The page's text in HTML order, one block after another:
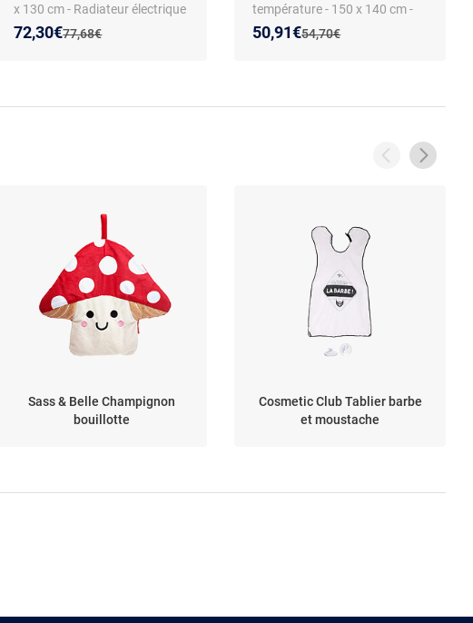
x 130 cm - Radiateur électrique
Ancien prix :
77,68€
Nouveau prix :
72,30€
Réduction de :
température - 150 x 140 cm -
Protection surchauffe
Ancien prix :
54,70€
Nouveau prix :
50,91€
Réduction de :
Sass & Belle Champignon
bouillotte
Cosmetic Club Tablier barbe
et moustache